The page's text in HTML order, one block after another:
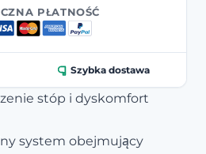
PŁATNOŚĆ
Szybka dostawa
stóp i dyskomfort
system obejmujący